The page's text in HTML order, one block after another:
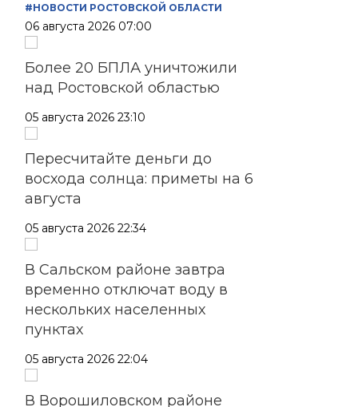
#НОВОСТИ РОСТОВСКОЙ ОБЛАСТИ
06 августа 2026 07:00
Более 20 БПЛА уничтожили
над Ростовской областью
05 августа 2026 23:10
Пересчитайте деньги до
восхода солнца: приметы на 6
августа
05 августа 2026 22:34
В Сальском районе завтра
временно отключат воду в
нескольких населенных
пунктах
05 августа 2026 22:04
В Ворошиловском районе